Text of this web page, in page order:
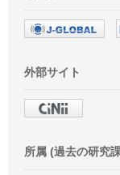
外部サイト
所属 (過去の研究